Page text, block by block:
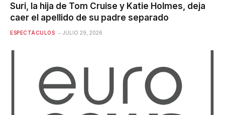
Suri, la hija de Tom Cruise y Katie Holmes, deja
caer el apellido de su padre separado
ESPECTÁCULOS JULIO 29, 2026